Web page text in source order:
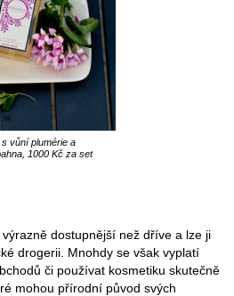
vůní plumérie a
1000 Kč za set
dostupnější než dříve a lze ji
drogerii. Mnohdy se však vyplatí
či používat kosmetiku skutečně
mohou přírodní původ svých